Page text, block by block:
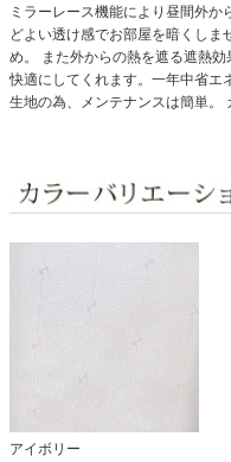
ミラーレース機能により昼間外
どよい透け感でお部屋を暗くし
め。
また外からの熱を遮る遮熱
快適にしてくれます。一年中省エ
生地の為、メンテナンスは簡単。
アイボリー